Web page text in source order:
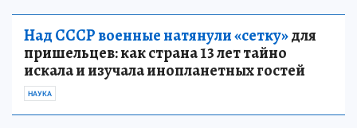
Над СССР военные натянули «сетку»для
пришельцев: как страна 13 лет тайно
искала и изучала инопланетных гостей
НАУКА